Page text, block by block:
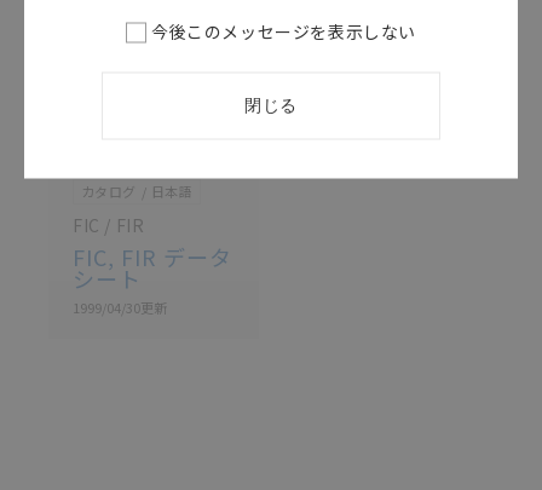
え、ご用命下さいますようお願いいたします。
カタログ 日本語
FIC / FIR
FIC, FIR データ
シート
1999/04/30更新
今後このメッセージを表示しない
閉じる